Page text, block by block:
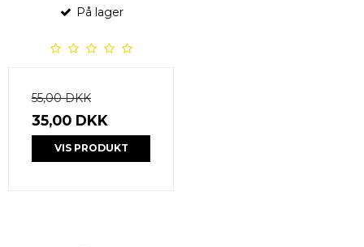
På lager
55,00 DKK
35,00 DKK
VIS PRODUKT